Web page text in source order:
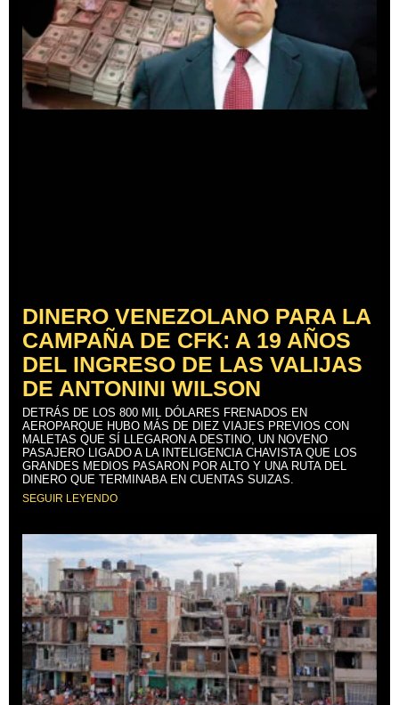
DINERO VENEZOLANO PARA LA
CAMPAÑA DE CFK: A 19 AÑOS
DEL INGRESO DE LAS VALIJAS
DE ANTONINI WILSON
DETRÁS DE LOS 800 MIL DÓLARES FRENADOS EN
AEROPARQUE HUBO MÁS DE DIEZ VIAJES PREVIOS CON
MALETAS QUE SÍ LLEGARON A DESTINO, UN NOVENO
PASAJERO LIGADO A LA INTELIGENCIA CHAVISTA QUE LOS
GRANDES MEDIOS PASARON POR ALTO Y UNA RUTA DEL
DINERO QUE TERMINABA EN CUENTAS SUIZAS.
SEGUIR LEYENDO